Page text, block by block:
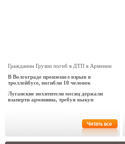
Гражданин Грузии погиб в ДТП в Армении
В Волгограде произошел взрыв в
троллейбусе, погибли 10 человек
Луганские похитители месяц держали
взаперти армянина, требуя выкуп